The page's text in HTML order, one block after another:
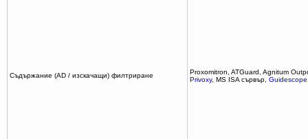
Съдържание (AD / изскачащи) филтриране
Proxomitron, ATGuard, Agnitum
Privoxy, MS ISA сървър, Guidescope